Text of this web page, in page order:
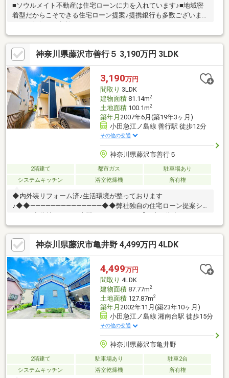
■ソウルメイト不動産は住宅ローンに力を入れています♪■地域密
着型だからこそできる住宅ローン提案♪提携銀行も多数ございま
神奈川県藤沢市善行５ 3,190万円 3LDK
3,190万円
間取り 3LDK
建物面積81.14m2
土地面積100.1m2
築年月 2007年6月(築19年3ヶ月)
小田急江ノ島線 善行駅 徒歩12分
その他の交通
神奈川県藤沢市善行５
2階建て 都市ガス
駐車場あり
システムキッチン
浴室乾燥機 所有権
◆内外装リフォーム済♪生活環境が整っております
♪◆◆――――――――――――――◆◆弊社独自の住宅ローン提案シ
ステム◆弊社ではＦＰ専門スタッフによる【丁寧な資金アドバイ
ス】【ＦＰ提案書の作成】を随時行っております。意外に知らな
いお客様が多い【定年時の住宅ローン残高】【住宅購入者だけが
加入できる無料の生命保険】【１３年間もらえる、国からの特別
ボーナス】これから多くなる【教育費】住宅を買った後から始ま
る【住宅ローン返済】６５歳以上から必要になる【老後の費用負
担】住宅探しの【このタイミング】で不安な部分を明確にしてい
きませんか？？◆――――――――――――――◆
神奈川県藤沢市亀井野 4,499万円 4LDK
4,499万円
間取り 4LDK
建物面積87.77m2
土地面積127.87m2
築年月 2002年11月(築23年10ヶ月)
小田急江ノ島線 湘南台駅 徒歩15分
その他の交通
神奈川県藤沢市亀井野
2階建て 駐車場あり
駐車2台
システムキッチン
浴室乾燥機 所有権